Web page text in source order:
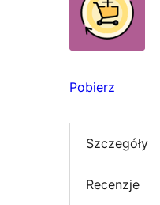
Pobierz
Szczegóły
Recenzje